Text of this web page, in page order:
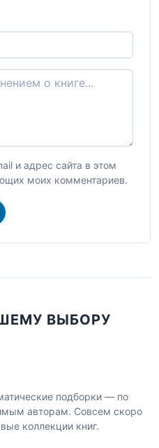
и адрес сайта в этом
моих комментариев.
ВЫБОРУ
подборки — по
авторам. Совсем скоро
коллекции книг.